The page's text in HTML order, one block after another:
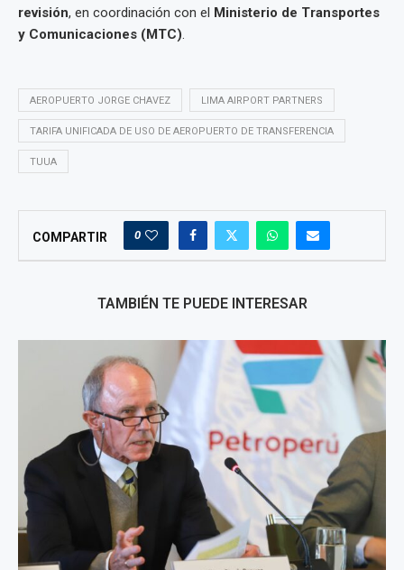
revisión, en coordinación con el Ministerio de Transportes
y Comunicaciones (MTC).
AEROPUERTO JORGE CHAVEZ LIMA AIRPORT PARTNERS
TARIFA UNIFICADA DE USO DE AEROPUERTO DE TRANSFERENCIA
TUUA
COMPARTIR 0
TAMBIÉN TE PUEDE INTERESAR